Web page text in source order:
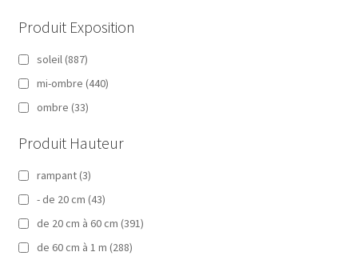
Produit Exposition
soleil (887)
mi-ombre (440)
ombre (33)
Produit Hauteur
rampant (3)
- de 20 cm (43)
de 20 cm à 60 cm (391)
de 60 cm à 1 m (288)